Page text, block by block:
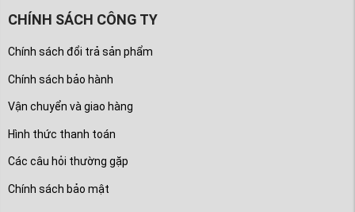
CHÍNH SÁCH CÔNG TY
Chính sách đổi trả sản phẩm
Chính sách bảo hành
Vận chuyển và giao hàng
Hình thức thanh toán
Các câu hỏi thường gặp
Chính sách bảo mật